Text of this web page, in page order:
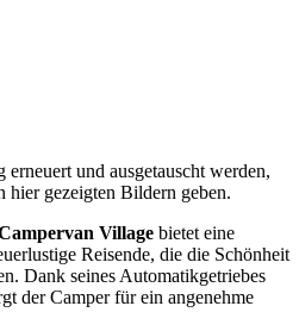
und ausgetauscht werden,
hier gezeigten Bildern geben.
Village bietet eine
Reisende, die die Schönheit
Dank seines Automatikgetriebes
der Camper für ein angenehme